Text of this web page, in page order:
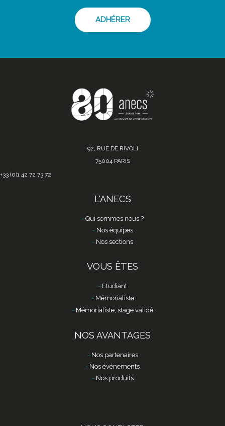
ADHÉRER
92, RUE DE RIVOLI
75004 PARIS
+33 (0)1 42 72 73 72
L'ANECS
Qui sommes nous ?
Nos équipes
Nos sections
VOUS ÊTES
Etudiant
Mémorialiste
Mémorialiste, stage validé
NOS AVANTAGES
Nos partenaires
Nos événements
Nos produits